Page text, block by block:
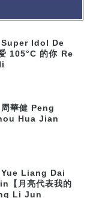
Idol De
105°C 的你 Re
華健 Peng
Hua Jian
Liang Dai
【月亮代表我的
Li Jun